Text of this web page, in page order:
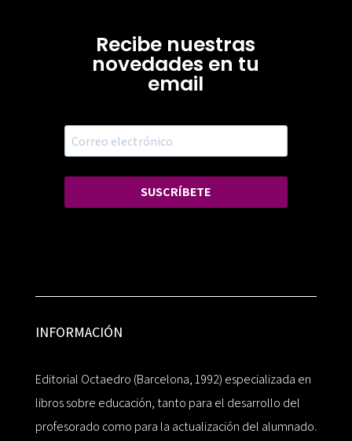
Recibe nuestras
novedades en tu
email
SUSCRÍBETE
INFORMACIÓN
Editorial Octaedro (Barcelona, 1992) especializada en
libros sobre educación, tanto para el desarrollo del
profesorado como para la actualización del alumnado.